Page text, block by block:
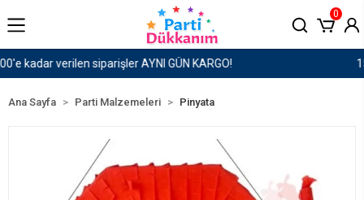
1500 TL ve Üzeri Kargo Ücretsiz!
0
Ana Sayfa Parti Malzemeleri Pinyata